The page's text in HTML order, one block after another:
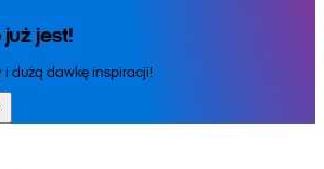
jest!
i dużą dawkę inspiracji!